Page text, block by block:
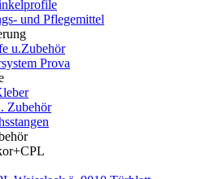
und Pflegemittel
u.Zubehör
Prova
Zubehör